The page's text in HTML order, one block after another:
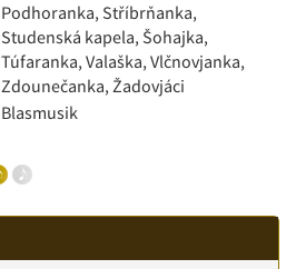
Podhoranka, Stříbrňanka,
Studenská kapela, Šohajka,
Túfaranka, Valaška, Vlčnovjanka,
Zdounečanka, Žadovjáci
Blasmusik